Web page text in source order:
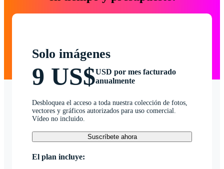
Solo imágenes
9 US$USD por mes facturado
anualmente
Desbloquea el acceso a toda nuestra colección de fotos,
vectores y gráficos autorizados para uso comercial.
Vídeo no incluido.
Suscríbete ahora
El plan incluye: